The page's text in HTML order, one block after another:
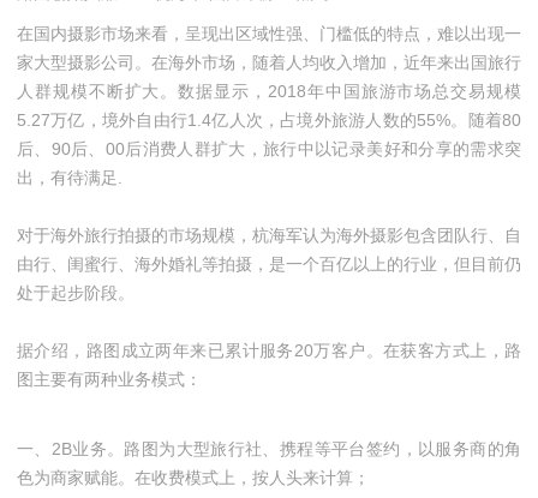
在国内摄影市场来看，呈现出区域性强、门槛低的特点，难以出现一
家大型摄影公司。在海外市场，随着人均收入增加，近年来出国旅行
人群规模不断扩大。数据显示，2018年中国旅游市场总交易规模
5.27万亿，境外自由行1.4亿人次，占境外旅游人数的55%。随着80
后、90后、00后消费人群扩大，旅行中以记录美好和分享的需求突
出，有待满足.
对于海外旅行拍摄的市场规模，杭海军认为海外摄影包含团队行、自
由行、闺蜜行、海外婚礼等拍摄，是一个百亿以上的行业，但目前仍
处于起步阶段。
据介绍，路图成立两年来已累计服务20万客户。在获客方式上，路
图主要有两种业务模式：
一、2B业务。路图为大型旅行社、携程等平台签约，以服务商的角
色为商家赋能。在收费模式上，按人头来计算；